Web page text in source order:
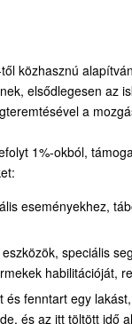
közhasznú
elsődlegesen az
a
1%-okból,
eseményekhez,
speciális
habilitációját,
fenntart egy
és az itt töltött idő